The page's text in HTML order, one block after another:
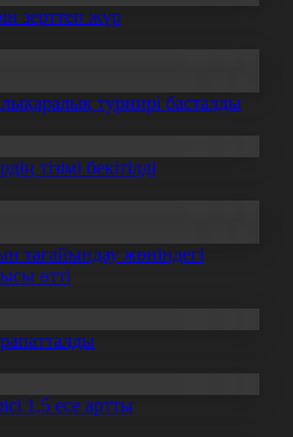
зерттеп жүр
турнирі басталды
тізімі бекітілді
тағайындау жөніндегі
өтті
1,5 есе артты